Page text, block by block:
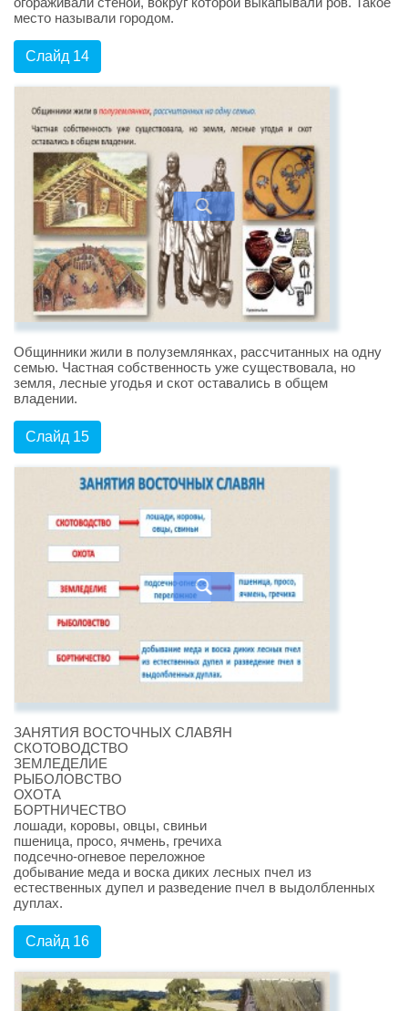
место называли городом.
Слайд 14
Общинники жили в полуземлянках, рассчитанных на одну
семью. Частная собственность уже существовала, но
земля, лесные угодья и скот оставались в общем
владении.
Слайд 15
ЗАНЯТИЯ ВОСТОЧНЫХ СЛАВЯН
СКОТОВОДСТВО
ЗЕМЛЕДЕЛИЕ
РЫБОЛОВСТВО
ОХОТА
БОРТНИЧЕСТВО
лошади, коровы, овцы, свиньи
пшеница, просо, ячмень, гречиха
подсечно-огневое переложное
добывание меда и воска диких лесных пчел из
естественных дупел и разведение пчел в выдолбленных
дуплах.
Слайд 16